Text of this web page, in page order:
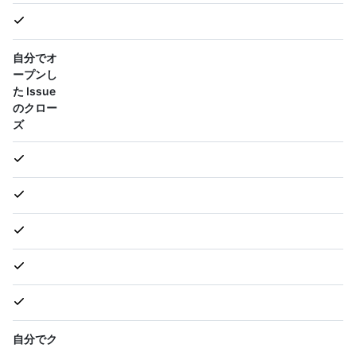
自分でオ
ープンし
た Issue
のクロー
ズ
自分でク